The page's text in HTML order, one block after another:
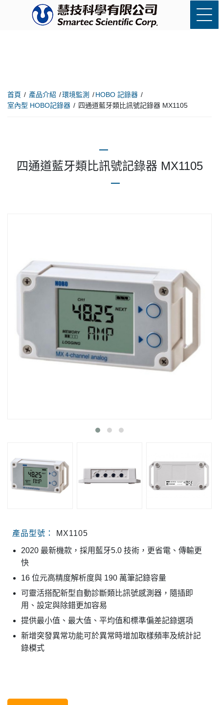
首頁 產品介紹 環境監測
HOBO 記錄器
室內型 HOBO記錄器
四通道藍牙類比訊號記錄器 MX1105
四通道藍牙類比訊號記錄器 MX1105
產品型號： MX1105
2020 最新機款，採用藍牙5.0 技術，更省電、傳輸更
快
16 位元高精度解析度與 190 萬筆記錄容量
可靈活搭配新型自動診斷類比訊號感測器，隨插即
用、設定與除錯更加容易
提供最小值、最大值、平均值和標準偏差記錄選項
新增突發異常功能可於異常時增加取樣頻率及統計記
錄模式